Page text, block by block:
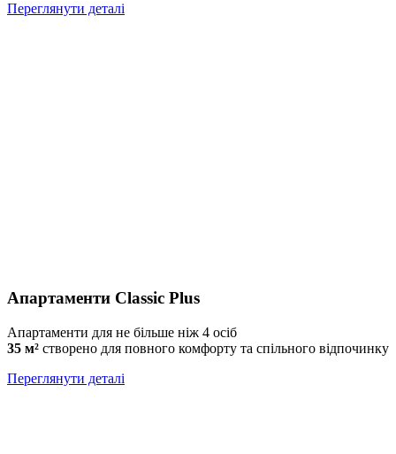
Переглянути деталі
Апартаменти Classic Plus
Апартаменти для не більше ніж 4 осіб
35 м² створено для повного комфорту та спільного відпочинку
Переглянути деталі